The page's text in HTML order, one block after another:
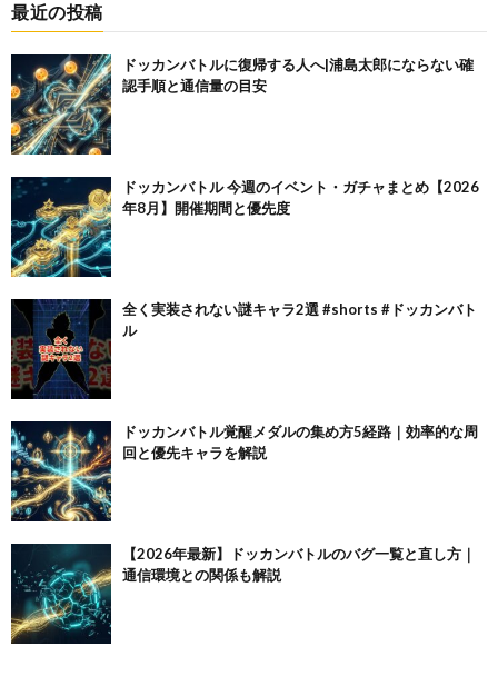
最近の投稿
ドッカンバトルに復帰する人へ|浦島太郎にならない確
認手順と通信量の目安
ドッカンバトル 今週のイベント・ガチャまとめ【2026
年8月】開催期間と優先度
全く実装されない謎キャラ2選 #shorts #ドッカンバト
ル
ドッカンバトル覚醒メダルの集め方5経路｜効率的な周
回と優先キャラを解説
【2026年最新】ドッカンバトルのバグ一覧と直し方｜
通信環境との関係も解説